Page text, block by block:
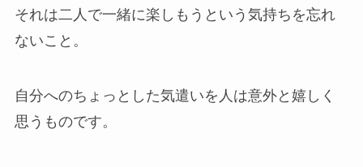
それは二人で一緒に楽しもうという気持ちを忘れ
ないこと。
自分へのちょっとした気遣いを人は意外と嬉しく
思うものです。